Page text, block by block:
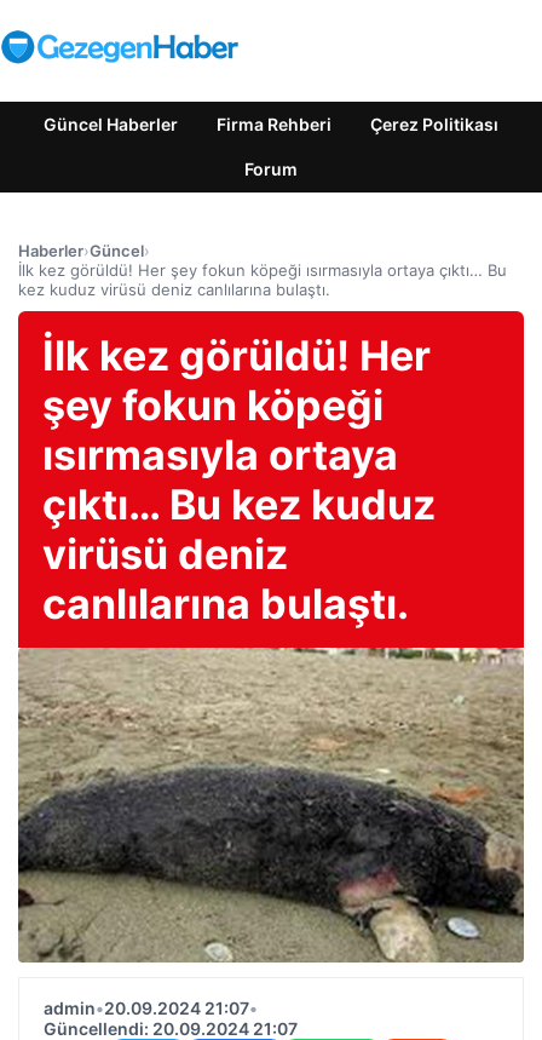
Güncel Haberler Firma Rehberi Çerez Politikası
Forum
Haberler›Güncel›
İlk kez görüldü! Her şey fokun köpeği ısırmasıyla ortaya çıktı… Bu
kez kuduz virüsü deniz canlılarına bulaştı.
İlk kez görüldü! Her
şey fokun köpeği
ısırmasıyla ortaya
çıktı… Bu kez kuduz
virüsü deniz
canlılarına bulaştı.
admin•20.09.2024 21:07•
Güncellendi: 20.09.2024 21:07